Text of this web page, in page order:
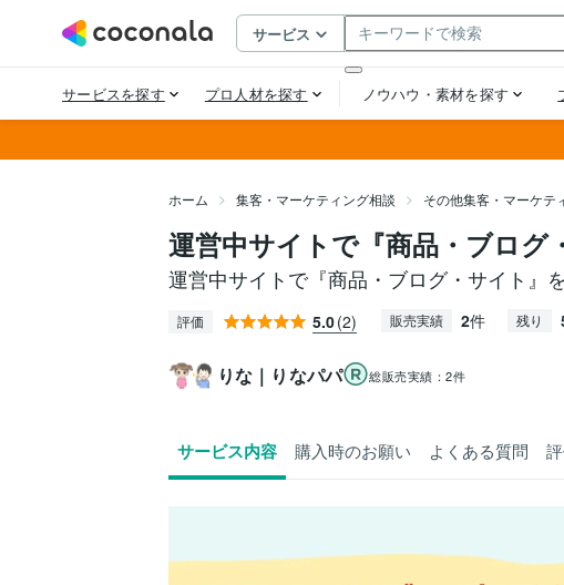
ホーム 集客・マーケティング相談 その他集客・マーケテ
運営中サイトで『商品・ブログ
運営中サイトで『商品・ブログ・サイト』
評価 5.0(2) 販売実績 2件 残り
りな｜りなパパ 総販売実績：2件
サービス内容 購入時のお願い よくある質問